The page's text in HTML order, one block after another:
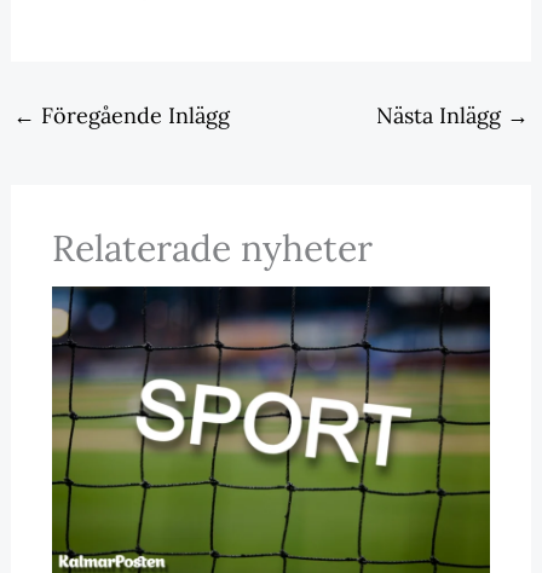
← Föregående Inlägg Nästa Inlägg →
Relaterade nyheter